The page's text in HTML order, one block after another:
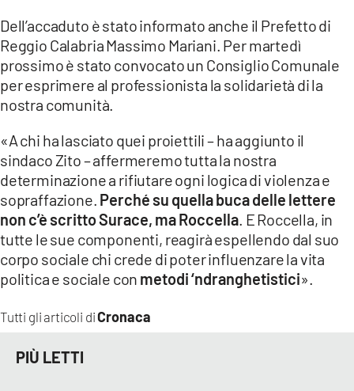
App
ANDROID
APPLE
Tutti gli articoli diCronaca
Dell’accaduto è stato informato anche il Prefetto di
Reggio Calabria Massimo Mariani. Per martedì
prossimo è stato convocato un Consiglio Comunale
per esprimere al professionista la solidarietà di la
nostra comunità.
«A chi ha lasciato quei proiettili – ha aggiunto il
sindaco Zito – affermeremo tutta la nostra
determinazione a rifiutare ogni logica di violenza e
sopraffazione. Perché su quella buca delle lettere
non c’è scritto Surace, ma Roccella . E Roccella, in
tutte le sue componenti, reagirà espellendo dal suo
corpo sociale chi crede di poter influenzare la vita
politica e sociale con metodi ‘ndranghetistici».
PIÙ LETTI